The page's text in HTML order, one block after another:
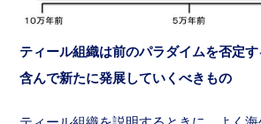
ティール組織は前のパラダイムを否定す
含んで新たに発展していくべきもの